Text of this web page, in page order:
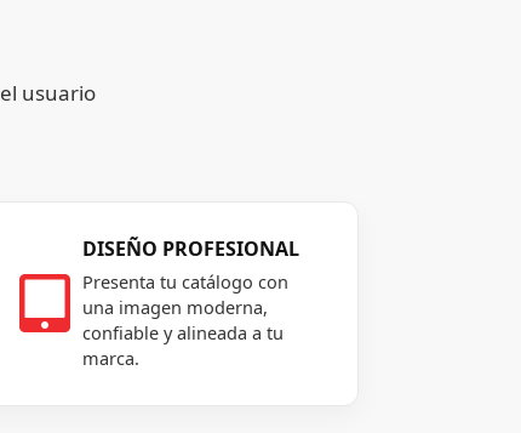
usuario

DISEÑO PROFESIONAL
Presenta tu catálogo con
una imagen moderna,
confiable y alineada a tu
marca.